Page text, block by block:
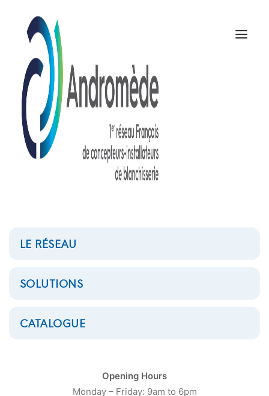
LE RÉSEAU
SOLUTIONS
CATALOGUE
Opening Hours
Monday – Friday: 9am to 6pm